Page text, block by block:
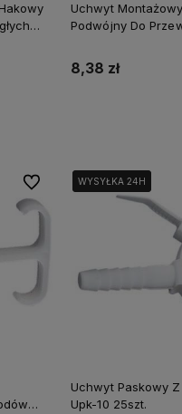
Uchwyt Montażowy
Podwójny Do
8,38 zł
Do ulubionychWYSYŁKA 24H
WYSYŁKA 24H
Uchwyt Paskowy Z
Upk-10 25szt.